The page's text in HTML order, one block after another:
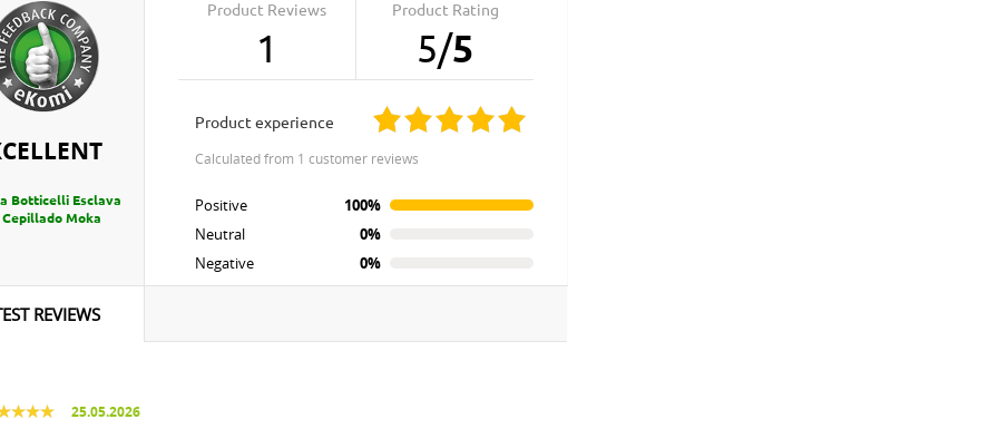
Botticelli Esclava
Moka
Product Reviews
1
Product Rating
5/5
product experience
calculated from 1 customer reviews
Positive
100%
Neutral
0%
Negative
0%
REVIEWS
25.05.2026